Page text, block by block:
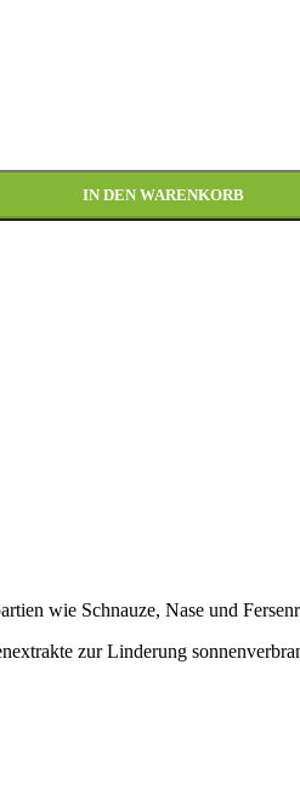
IN DEN WARENKORB
wie Schnauze, Nase und
zur Linderung